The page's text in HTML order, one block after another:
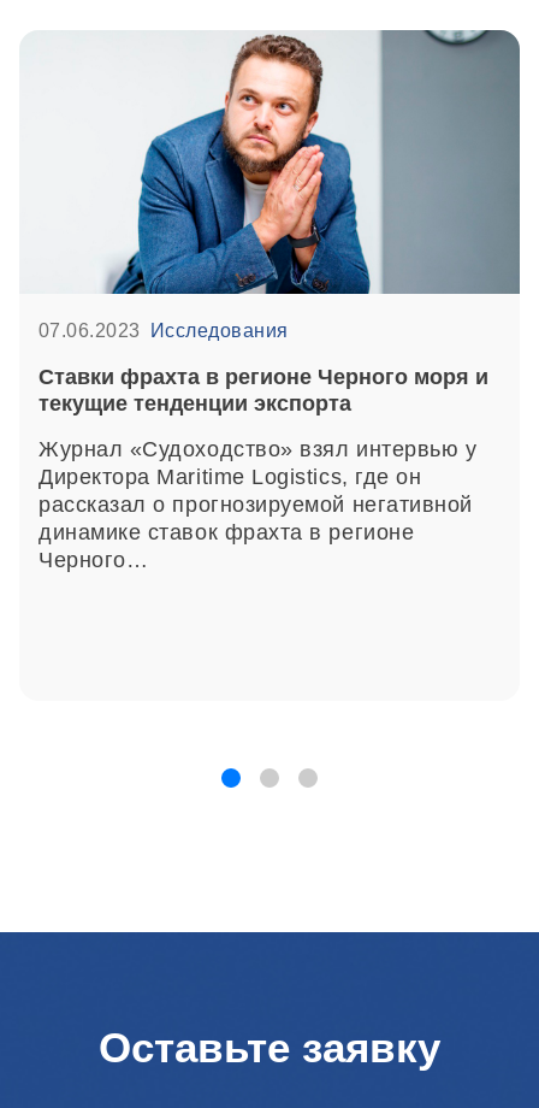
07.06.2023 Исследования
Ставки фрахта в регионе Черного моря и
текущие тенденции экспорта
Журнал «Судоходство» взял интервью у
Директора Maritime Logistics, где он
рассказал о прогнозируемой негативной
динамике ставок фрахта в регионе
Черного…
Оставьте заявку